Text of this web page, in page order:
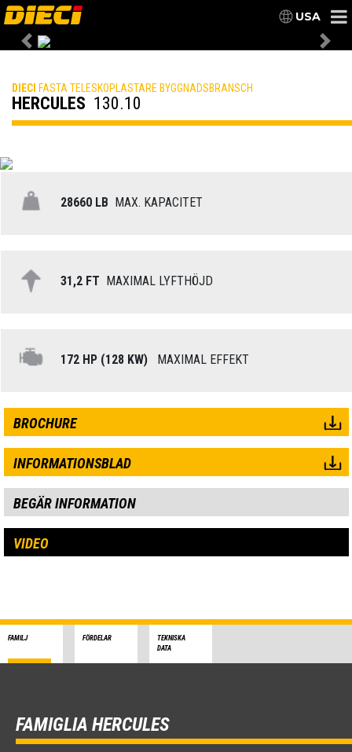
USA
Previous
DIECI FASTA TELESKOPLASTARE BYGGNADSBRANSCH
HERCULES 130.10
28660 LB MAX. KAPACITET
31,2 FT MAXIMAL LYFTHÖJD
172 HP (128 KW) MAXIMAL EFFEKT
BROCHURE
INFORMATIONSBLAD
BEGÄR INFORMATION
VIDEO
FAMILJ FÖRDELAR
TEKNISKA
DATA
FAMIGLIA HERCULES